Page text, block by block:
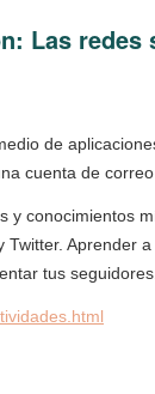
Las redes
de
cuenta de
y conocimientos
Aprender
tus seguidores.